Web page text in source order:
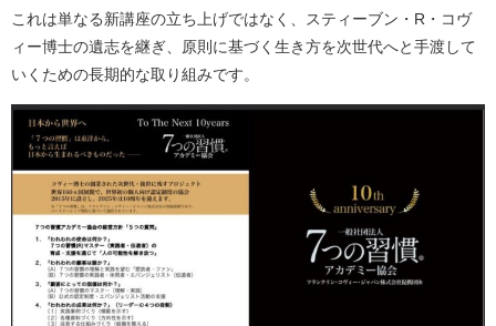
これは単なる新講座の立ち上げではなく、スティーブン・R・コヴ
ィー博士の遺志を継ぎ、原則に基づく生き方を次世代へと手渡して
いくための長期的な取り組みです。